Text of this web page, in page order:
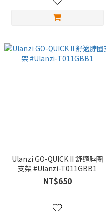
Ulanzi GO-QUICK II 舒適脖圈
支架 #Ulanzi-T011GBB1
NT$650